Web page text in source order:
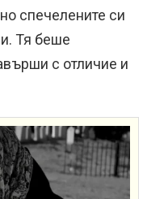
спечелените си
Тя беше
с отличие и